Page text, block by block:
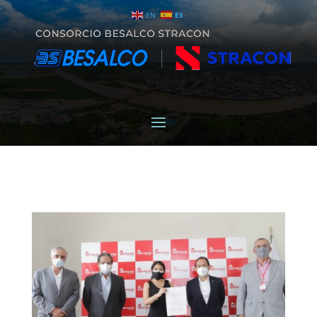
EN ES